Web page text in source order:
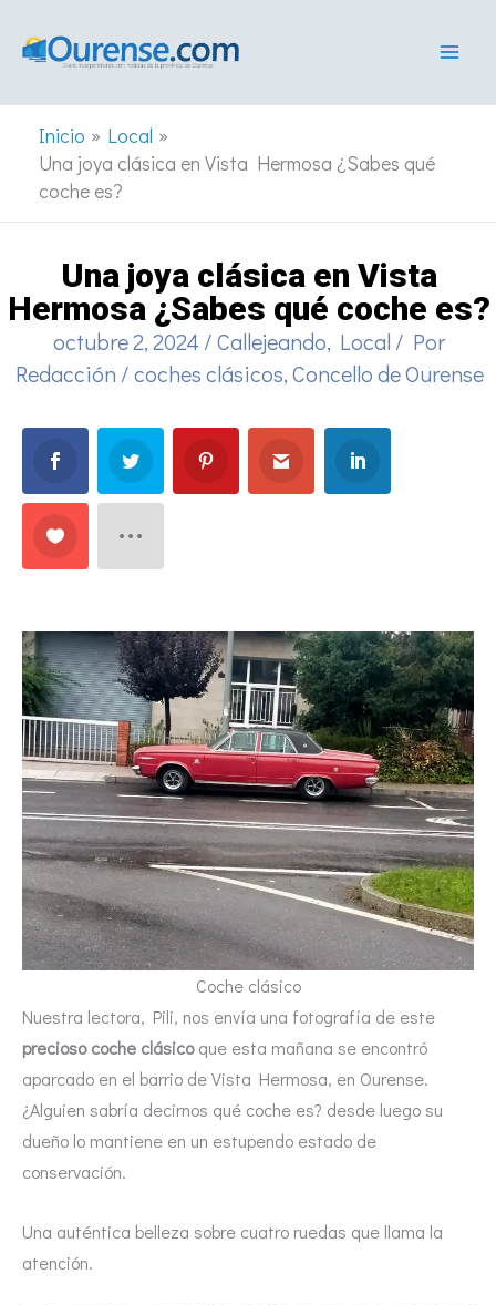
Inicio
Local
Una joya clásica en Vista Hermosa ¿Sabes qué
coche es?
Una joya clásica en Vista
Hermosa ¿Sabes qué coche es?
octubre 2, 2024 /Callejeando, Local / Por
Redacción /coches clásicos,Concello de Ourense
Coche clásico
Nuestra lectora, Pili, nos envía una fotografía de este
precioso coche clásicoque esta mañana se encontró
aparcado en el barrio de Vista Hermosa, en Ourense.
¿Alguien sabría decirnos qué coche es? desde luego su
dueño lo mantiene en un estupendo estado de
conservación.
Una auténtica belleza sobre cuatro ruedas que llama la
atención.